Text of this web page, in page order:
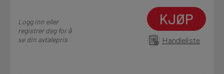
Kampanjer
Kvalitetsprodukter til ekstra gode priser
Logg inn eller
registrer deg for å
se din avtalepris
KJØP
Handleliste